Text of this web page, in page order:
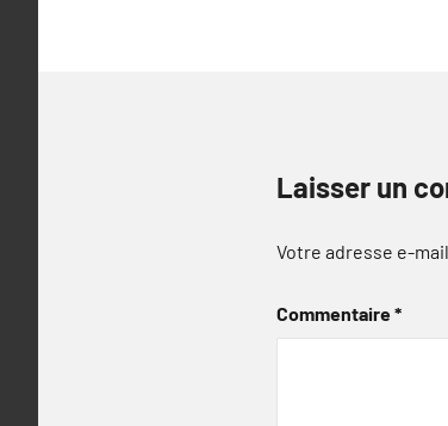
Laisser un
Votre adresse e-
Commentaire*